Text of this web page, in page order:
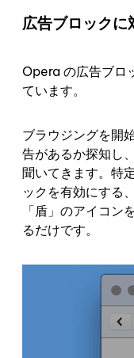
広告ブロックに
Opera の広告ブロ
ています。
ブラウジングを開
告があるか探知し
聞いてきます。特
ックを有効にする
「盾」のアイコン
るだけです。